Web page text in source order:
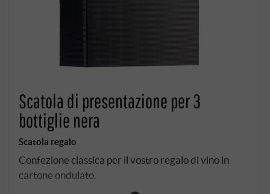
Scatola di presentazione per 3
bottiglie nera
Scatola regalo
Confezione classica per il vostro regalo di vino in
cartone ondulato.